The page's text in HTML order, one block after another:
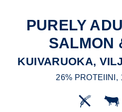
PURELY
SALMON
KUIVARUOKA,
26% PROTEIINI,